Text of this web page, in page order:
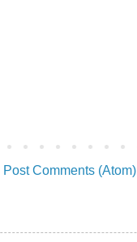
Post Comments (Atom)